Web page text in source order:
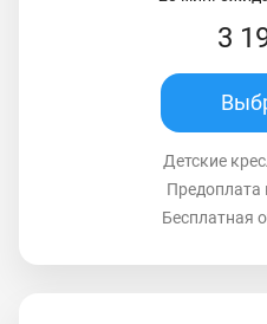
3
Детские
Предоплата
Бесплатная